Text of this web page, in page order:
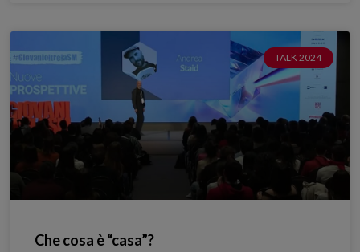
TALK 2024
Che cosa è “casa”?